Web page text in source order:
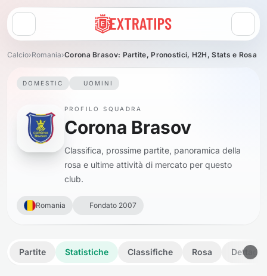
Apri menu
Calcio›Romania›Corona Brasov: Partite, Pronostici, H2H, Stats e Rosa
DOMESTIC UOMINI
PROFILO SQUADRA
Corona Brasov
Classifica, prossime partite, panoramica della
rosa e ultime attività di mercato per questo
club.
Romania Fondato 2007
Partite Statistiche Classifiche Rosa Dettagli